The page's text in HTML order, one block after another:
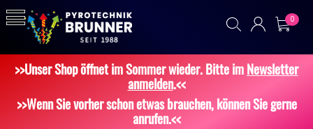
0
>>Unser Shop öffnet im Sommer wieder. Bitte imNewsletter
anmelden.<<
>>Wenn Sie vorher schon etwas brauchen, können Sie gerne
anrufen.<<